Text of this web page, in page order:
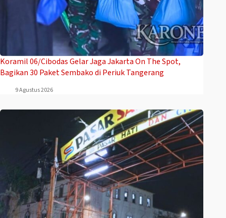
Koramil 06/Cibodas Gelar Jaga Jakarta On The Spot,
Bagikan 30 Paket Sembako di Periuk Tangerang
9 Agustus 2026